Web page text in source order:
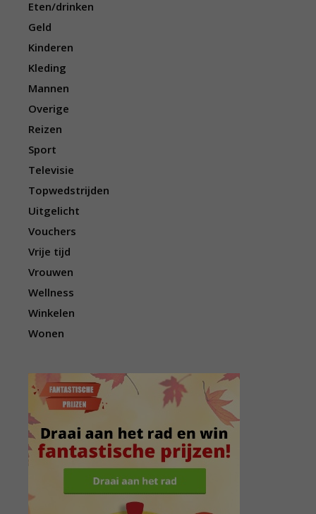
Eten/drinken
Geld
Kinderen
Kleding
Mannen
Overige
Reizen
Sport
Televisie
Topwedstrijden
Uitgelicht
Vouchers
Vrije tijd
Vrouwen
Wellness
Winkelen
Wonen